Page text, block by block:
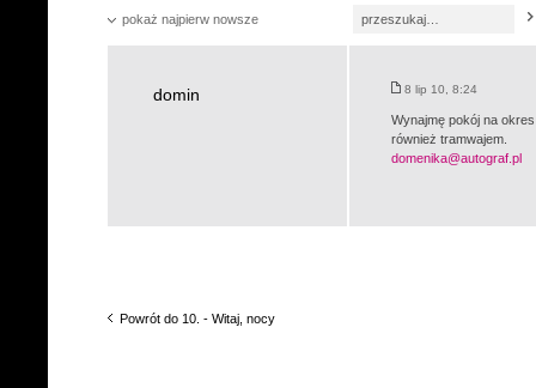
pokaż najpierw nowsze
domin 8 lip 10, 8:24
Wynajmę pokój na
również tramwajem.
domenika@autograf.pl
Powrót do 10. - Witaj, nocy